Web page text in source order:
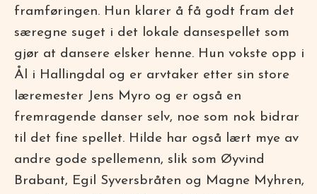
framføringen. Hun klarer å få godt fram det
særegne suget i det lokale dansespellet som
gjør at dansere elsker henne. Hun vokste opp i
Ål i Hallingdal og er arvtaker etter sin store
læremester Jens Myro og er også en
fremragende danser selv, noe som nok bidrar
til det fine spellet. Hilde har også lært mye av
andre gode spellemenn, slik som Øyvind
Brabant, Egil Syversbråten og Magne Myhren,